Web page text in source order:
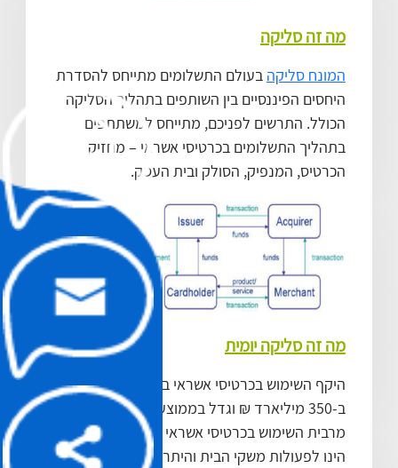
מה זה סליקה
המונח סליקה בעולם התשלומים מתייחס להסדרת
היחסים הפיננסיים בין השותפים בתהליך הסליקה
הכולל. התרשים לפניכם, מתייחס למשתתפים
בתהליך התשלומים בכרטיסי אשראי – מחזיק
הכרטיס, המנפיק, הסולק ובית העסק.
מה זה סליקה יומית
היקף השימוש בכרטיסי אשראי בישראל נאמד
ב-350 מיליארד ₪ וגדל בממוצע ב-8% בשנה.
מרבית השימוש בכרטיסי אשראי (300 מיליארד ₪)
הינו לפעולות משקי הבית והיתרה לפעולות